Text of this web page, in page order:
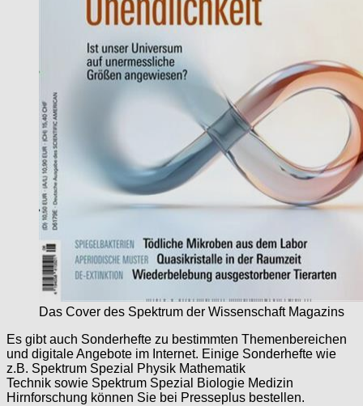
Das Cover des Spektrum der Wissenschaft Magazins
Es gibt auch Sonderhefte zu bestimmten Themenbereichen
und digitale Angebote im Internet. Einige Sonderhefte wie
z.B. Spektrum Spezial Physik Mathematik
Technik sowie Spektrum Spezial Biologie Medizin
Hirnforschung können Sie bei Presseplus bestellen.